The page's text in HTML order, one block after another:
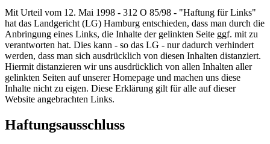
Mit Urteil vom 12. Mai 1998 - 312 O 85/98 - "Haftung für Links"
hat das Landgericht (LG) Hamburg entschieden, dass man durch die
Anbringung eines Links, die Inhalte der gelinkten Seite ggf. mit zu
verantworten hat. Dies kann - so das LG - nur dadurch verhindert
werden, dass man sich ausdrücklich von diesen Inhalten distanziert.
Hiermit distanzieren wir uns ausdrücklich von allen Inhalten aller
gelinkten Seiten auf unserer Homepage und machen uns diese
Inhalte nicht zu eigen. Diese Erklärung gilt für alle auf dieser
Website angebrachten Links.
Haftungsausschluss